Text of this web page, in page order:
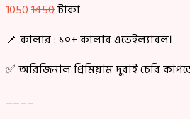
10501450টাকা
📌 কালার : ১০+ কালার এভেইল্যাবল।
✅ অরিজিনাল প্রিমিয়াম দুবাই চেরি
____